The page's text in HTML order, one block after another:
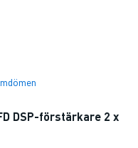
DSP-förstärkare 2 x